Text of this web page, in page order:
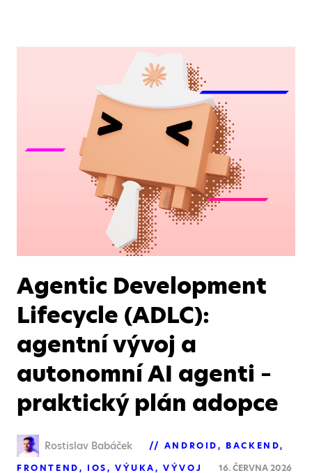
Agentic Development
Lifecycle (ADLC):
agentní vývoj a
autonomní AI agenti –
praktický plán adopce
Rostislav Babáček ANDROID
BACKEND
FRONTEND
IOS VÝUKA VÝVOJ 16. ČERVNA 2026